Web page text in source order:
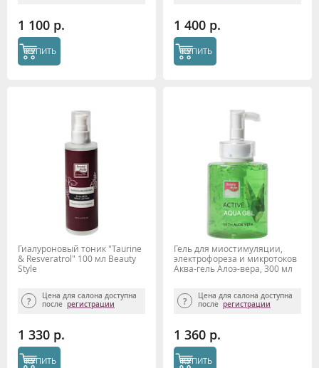
1 100 р.
КУПИТЬ
1 400 р.
КУПИТЬ
Гиалуроновый тоник "Taurine
& Resveratrol" 100 мл Beauty
Style
Цена для салона доступна
после регистрации
1 330 р.
КУПИТЬ
Гель для миостимуляции,
электрофореза и микротоков
Аква-гель Алоэ-вера, 300 мл
Цена для салона доступна
после регистрации
1 360 р.
КУПИТЬ